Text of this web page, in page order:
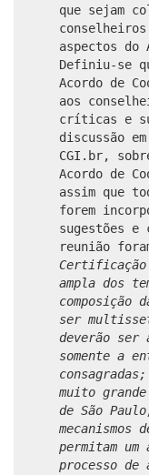
que sejam
conselheiros
aspectos do
Definiu-se
Acordo de
aos
críticas e
discussão
CGI.br,
Acordo de
assim que
forem
sugestões
reunião
ampla dos
composição
ser
deverão ser
somente a
muito
de São
mecanismos
permitam
processo de